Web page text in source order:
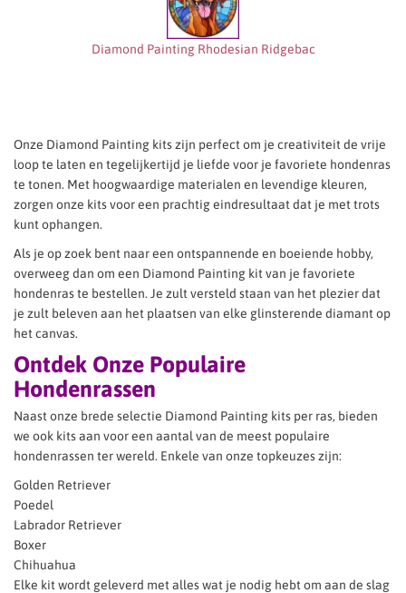
Diamond Painting Rhodesian Ridgebac
Onze Diamond Painting kits zijn perfect om je creativiteit de vrije
loop te laten en tegelijkertijd je liefde voor je favoriete hondenras
te tonen. Met hoogwaardige materialen en levendige kleuren,
zorgen onze kits voor een prachtig eindresultaat dat je met trots
kunt ophangen.
Als je op zoek bent naar een ontspannende en boeiende hobby,
overweeg dan om een Diamond Painting kit van je favoriete
hondenras te bestellen. Je zult versteld staan van het plezier dat
je zult beleven aan het plaatsen van elke glinsterende diamant op
het canvas.
Ontdek Onze Populaire
Hondenrassen
Naast onze brede selectie Diamond Painting kits per ras, bieden
we ook kits aan voor een aantal van de meest populaire
hondenrassen ter wereld. Enkele van onze topkeuzes zijn:
Golden Retriever
Poedel
Labrador Retriever
Boxer
Chihuahua
Elke kit wordt geleverd met alles wat je nodig hebt om aan de slag